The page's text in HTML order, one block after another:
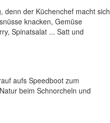
denn der Küchenchef macht sich
knacken, Gemüse
Spinatsalat ... Satt und
aufs Speedboot zum
beim Schnorcheln und